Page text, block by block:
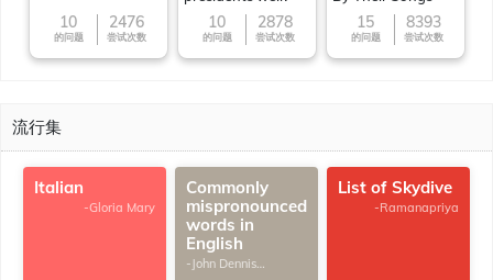
10
的问题
2476
尝试次数
10
的问题
2878
尝试次数
15
的问题
8393
尝试次数
流行集
Italian
-Gloria Mary
Commonly
mispronounced
words in
English
-John Dennis
List of Skydive
-Ramanapriya